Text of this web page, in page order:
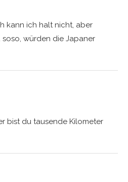
kann ich halt nicht, aber
würden die Japaner
bist du tausende Kilometer